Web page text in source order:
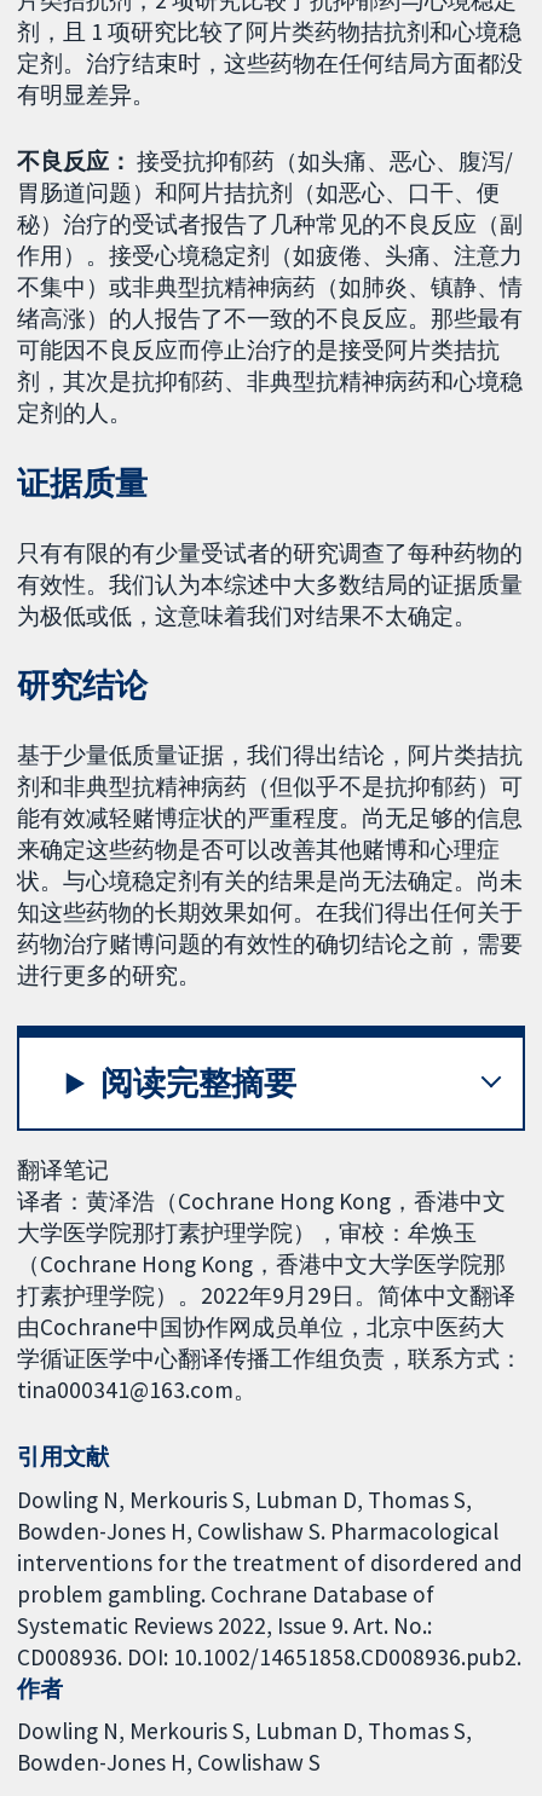
剂，且 1 项研究比较了阿片类药物拮抗剂和心境稳
定剂。治疗结束时，这些药物在任何结局方面都没
有明显差异。
不良反应：接受抗抑郁药（如头痛、恶心、腹泻/
胃肠道问题）和阿片拮抗剂（如恶心、口干、便
秘）治疗的受试者报告了几种常见的不良反应（副
作用）。接受心境稳定剂（如疲倦、头痛、注意力
不集中）或非典型抗精神病药（如肺炎、镇静、情
绪高涨）的人报告了不一致的不良反应。那些最有
可能因不良反应而停止治疗的是接受阿片类拮抗
剂，其次是抗抑郁药、非典型抗精神病药和心境稳
定剂的人。
证据质量
只有有限的有少量受试者的研究调查了每种药物的
有效性。我们认为本综述中大多数结局的证据质量
为极低或低，这意味着我们对结果不太确定。
研究结论
基于少量低质量证据，我们得出结论，阿片类拮抗
剂和非典型抗精神病药（但似乎不是抗抑郁药）可
能有效减轻赌博症状的严重程度。尚无足够的信息
来确定这些药物是否可以改善其他赌博和心理症
状。与心境稳定剂有关的结果是尚无法确定。尚未
知这些药物的长期效果如何。在我们得出任何关于
药物治疗赌博问题的有效性的确切结论之前，需要
进行更多的研究。
阅读完整摘要
翻译笔记
译者：黄泽浩（Cochrane Hong Kong，香港中文
大学医学院那打素护理学院），审校：牟焕玉
（Cochrane Hong Kong，香港中文大学医学院那
打素护理学院）。2022年9月29日。简体中文翻译
由Cochrane中国协作网成员单位，北京中医药大
学循证医学中心翻译传播工作组负责，联系方式：
tina000341@163.com。
引用文献
Dowling N, Merkouris S, Lubman D, Thomas S,
Bowden-Jones H, Cowlishaw S. Pharmacological
interventions for the treatment of disordered and
problem gambling. Cochrane Database of
Systematic Reviews 2022, Issue 9. Art. No.:
CD008936. DOI: 10.1002/14651858.CD008936.pub2.
作者
Dowling N Merkouris S Lubman D Thomas S
Bowden-Jones H Cowlishaw S